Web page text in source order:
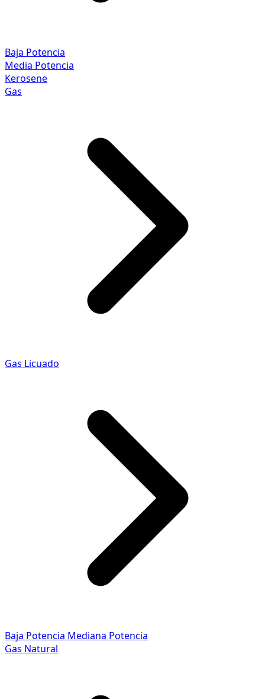
Baja Potencia
Media Potencia
Kerosene
Gas
Gas Licuado
Baja Potencia Mediana Potencia
Gas Natural